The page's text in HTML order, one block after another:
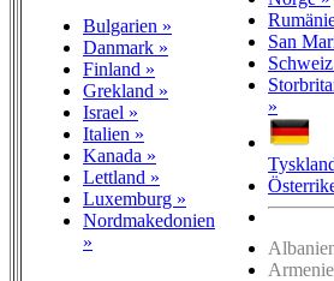
Bulgarien »
Danmark »
Finland »
Grekland »
Israel »
Italien »
Kanada »
Lettland »
Luxemburg »
Nordmakedonien
»
San
»